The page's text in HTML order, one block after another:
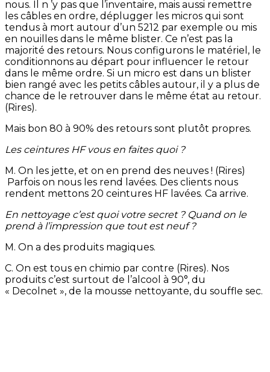
nous. Il n ’y pas que l’inventaire, mais aussi remettre
les câbles en ordre, déplugger les micros qui sont
tendus à mort autour d’un 5212 par exemple ou mis
en nouilles dans le même blister. Ce n’est pas la
majorité des retours. Nous configurons le matériel, le
conditionnons au départ pour influencer le retour
dans le même ordre. Si un micro est dans un blister
bien rangé avec les petits câbles autour, il y a plus de
chance de le retrouver dans le même état au retour.
(Rires).
Mais bon 80 à 90% des retours sont plutôt propres.
Les ceintures HF vous en faites quoi ?
M. On les jette, et on en prend des neuves ! (Rires)
Parfois on nous les rend lavées. Des clients nous
rendent mettons 20 ceintures HF lavées. Ca arrive.
En nettoyage c’est quoi votre secret ? Quand on le
prend à l’impression que tout est neuf ?
M. On a des produits magiques.
C. On est tous en chimio par contre (Rires). Nos
produits c’est surtout de l’alcool à 90°, du
« Decolnet », de la mousse nettoyante, du souffle sec.